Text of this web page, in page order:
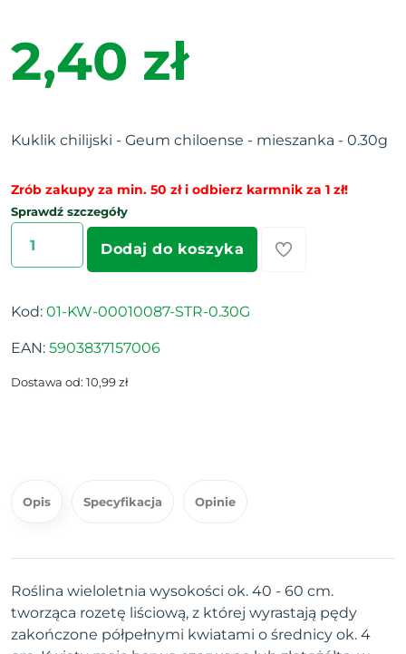
2,40 zł
Kuklik chilijski - Geum chiloense - mieszanka - 0.30g
Zrób zakupy za min. 50 zł i odbierz karmnik za 1 zł!
Sprawdź szczegóły
Dodaj do koszyka
Kod: 01-KW-00010087-STR-0.30G
EAN: 5903837157006
Dostawa od: 10,99 zł
Opis Specyfikacja Opinie
Roślina wieloletnia wysokości ok. 40 - 60 cm.
tworząca rozetę liściową, z której wyrastają pędy
zakończone półpełnymi kwiatami o średnicy ok. 4